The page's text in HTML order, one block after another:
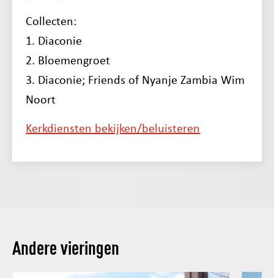
Collecten:
1. Diaconie
2. Bloemengroet
3. Diaconie; Friends of Nyanje Zambia Wim
Noort
Kerkdiensten bekijken/beluisteren
Andere vieringen